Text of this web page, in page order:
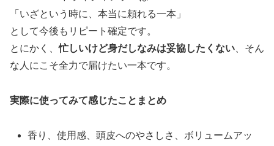
「いざという時に、本当に頼れる一本」
として今後もリピート確定です。
とにかく、忙しいけど身だしなみは妥協したくない 、そん
な人にこそ全力で届けたい一本です。
実際に使ってみて感じたことまとめ
香り、使用感、頭皮へのやさしさ、ボリュームアッ